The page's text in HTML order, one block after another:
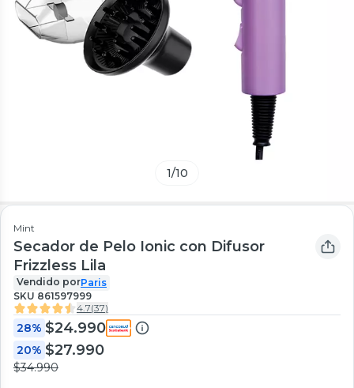
1/10
Mint
Secador de Pelo Ionic con Difusor
Frizzless Lila
Vendido porParis
SKU 861597999
4.7(37)
28% $24.990
20% $27.990
$34.990